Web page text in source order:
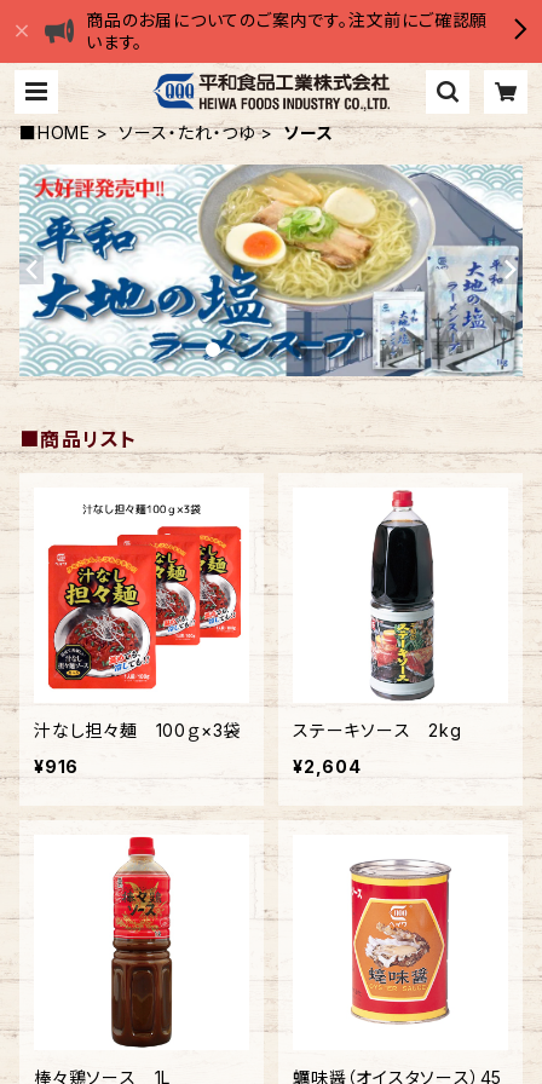
商品のお届についてのご案内です。注文前にご確認願
います。
■HOME ソース・たれ・つゆ ソース
■商品リスト
汁なし担々麺 100ｇ×3袋
¥916
ステーキソース 2kg
¥2,604
棒々鶏ソース 1L 蠣味醤（オイスタソース）45